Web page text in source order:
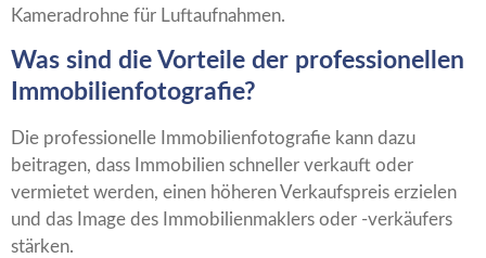
Kameradrohne für Luftaufnahmen.
Was sind die Vorteile der professionellen
Immobilienfotografie?
Die professionelle Immobilienfotografie kann dazu
beitragen, dass Immobilien schneller verkauft oder
vermietet werden, einen höheren Verkaufspreis erzielen
und das Image des Immobilienmaklers oder -verkäufers
stärken.